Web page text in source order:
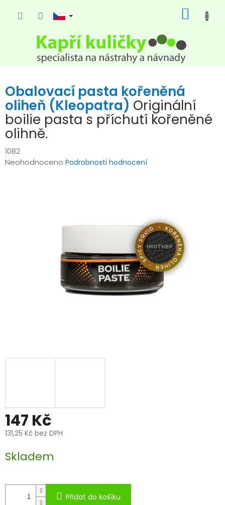
KOŠÍK
Obalovací pasta kořeněná
oliheň (Kleopatra) Originální
boilie pasta s příchutí kořeněné
olihně.
1082
Průměrné
Neohodnoceno Podrobnosti hodnocení
147 Kč
131,25 Kč bez DPH
cena:
Skladem
Přidat do košíku